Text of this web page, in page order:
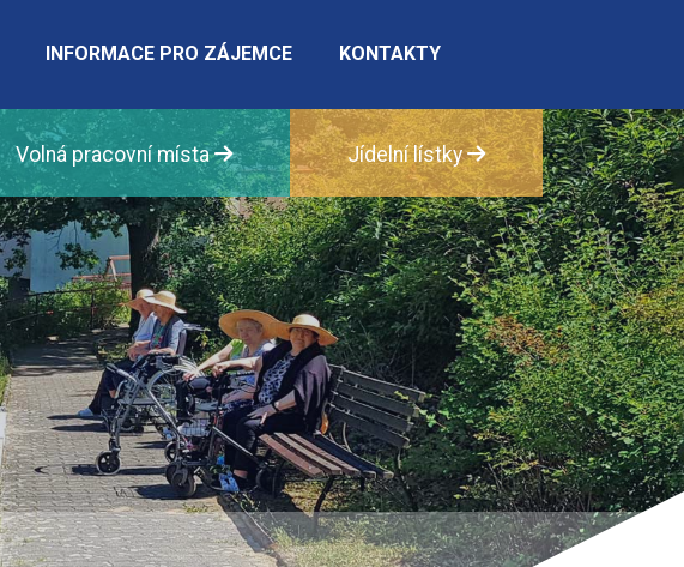
INFORMACE PRO ZÁJEMCE KONTAKTY
Volná pracovní místa Jídelní lístky